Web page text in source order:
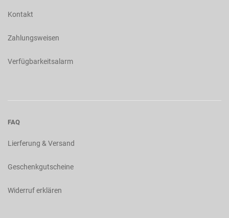
Kontakt
Zahlungsweisen
Verfügbarkeitsalarm
FAQ
Lierferung & Versand
Geschenkgutscheine
Widerruf erklären